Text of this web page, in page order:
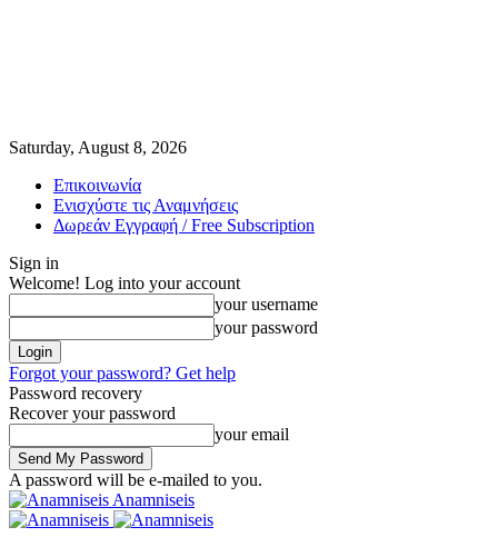
Saturday, August 8, 2026
Επικοινωνία
Ενισχύστε τις Αναμνήσεις
Δωρεάν Εγγραφή / Free Subscription
Sign in
Welcome! Log into your account
your username
your password
Forgot your password? Get help
Password recovery
Recover your password
your email
A password will be e-mailed to you.
Anamniseis